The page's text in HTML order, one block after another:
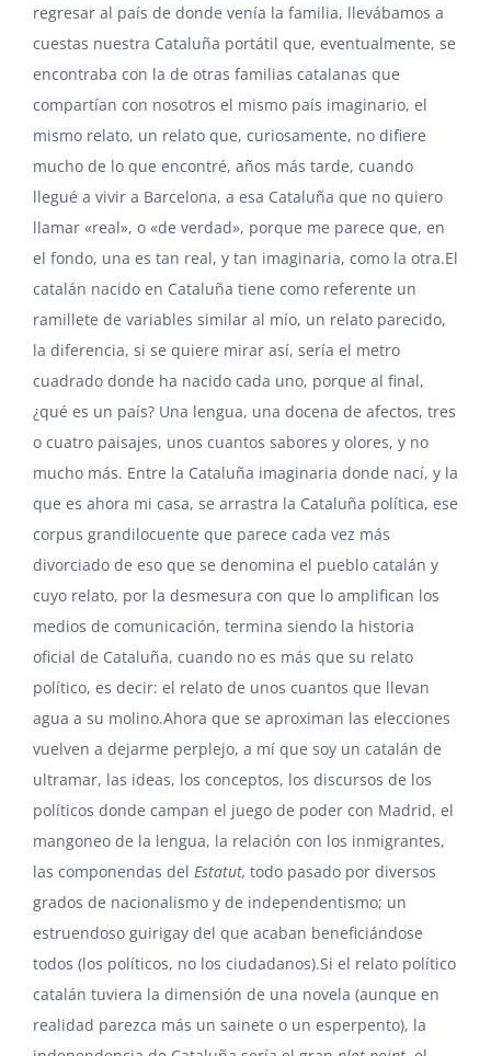
regresar al país de donde venía la familia, llevábamos a
cuestas nuestra Cataluña portátil que, eventualmente, se
encontraba con la de otras familias catalanas que
compartían con nosotros el mismo país imaginario, el
mismo relato, un relato que, curiosamente, no difiere
mucho de lo que encontré, años más tarde, cuando
llegué a vivir a Barcelona, a esa Cataluña que no quiero
llamar «real», o «de verdad», porque me parece que, en
el fondo, una es tan real, y tan imaginaria, como la otra.El
catalán nacido en Cataluña tiene como referente un
ramillete de variables similar al mío, un relato parecido,
la diferencia, si se quiere mirar así, sería el metro
cuadrado donde ha nacido cada uno, porque al final,
¿qué es un país? Una lengua, una docena de afectos, tres
o cuatro paisajes, unos cuantos sabores y olores, y no
mucho más. Entre la Cataluña imaginaria donde nací, y la
que es ahora mi casa, se arrastra la Cataluña política, ese
corpus grandilocuente que parece cada vez más
divorciado de eso que se denomina el pueblo catalán y
cuyo relato, por la desmesura con que lo amplifican los
medios de comunicación, termina siendo la historia
oficial de Cataluña, cuando no es más que su relato
político, es decir: el relato de unos cuantos que llevan
agua a su molino.Ahora que se aproximan las elecciones
vuelven a dejarme perplejo, a mí que soy un catalán de
ultramar, las ideas, los conceptos, los discursos de los
políticos donde campan el juego de poder con Madrid, el
mangoneo de la lengua, la relación con los inmigrantes,
las componendas del Estatut, todo pasado por diversos
grados de nacionalismo y de independentismo; un
estruendoso guirigay del que acaban beneficiándose
todos (los políticos, no los ciudadanos).Si el relato político
catalán tuviera la dimensión de una novela (aunque en
realidad parezca más un sainete o un esperpento), la